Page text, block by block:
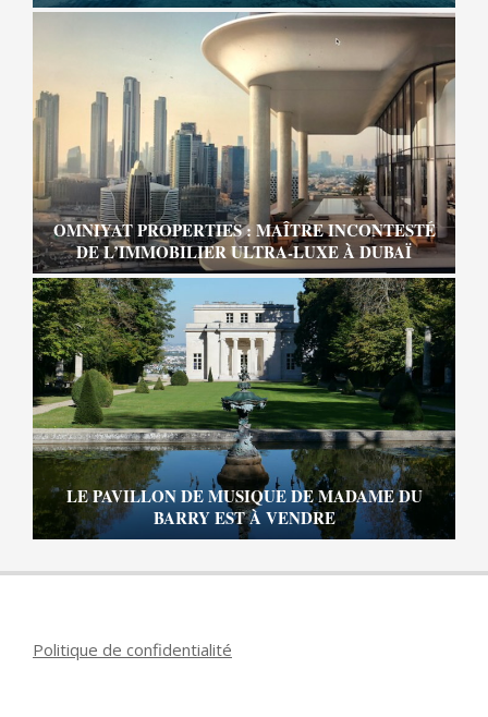
OMNIYAT PROPERTIES : MAÎTRE INCONTESTÉ
DE L’IMMOBILIER ULTRA-LUXE À DUBAÏ
LE PAVILLON DE MUSIQUE DE MADAME DU
BARRY EST À VENDRE
Politique de confidentialité